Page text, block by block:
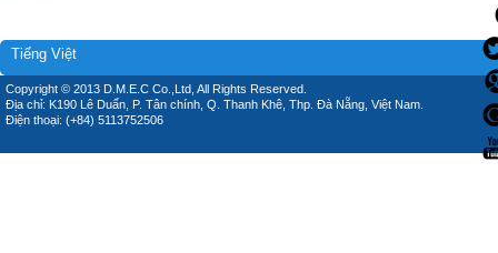
Tiếng Việt
Copyright © 2013 D.M.E.C Co.,Ltd, All Rights Reserved.
Địa chỉ: K190 Lê Duẩn, P. Tân chính, Q. Thanh Khê, Thp. Đà Nẵng, Việt Nam.
Điện thoại: (+84) 5113752506